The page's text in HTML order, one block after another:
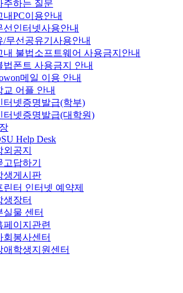
주하는 질문
내PC이용안내
선인터넷사용안내
/무선공유기사용안내
내 불법소프트웨어 사용금지안내
법폰트 사용금지 안내
메일 이용 안내
교 어플 안내
터넷증명발급(학부)
터넷증명발급(대학원)
Help Desk
외공지
고답하기
생게시판
린터 인터넷 예약제
생장터
실물 센터
페이지관련
회봉사센터
애학생지원센터